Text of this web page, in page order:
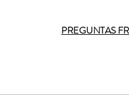
PREGUNTAS